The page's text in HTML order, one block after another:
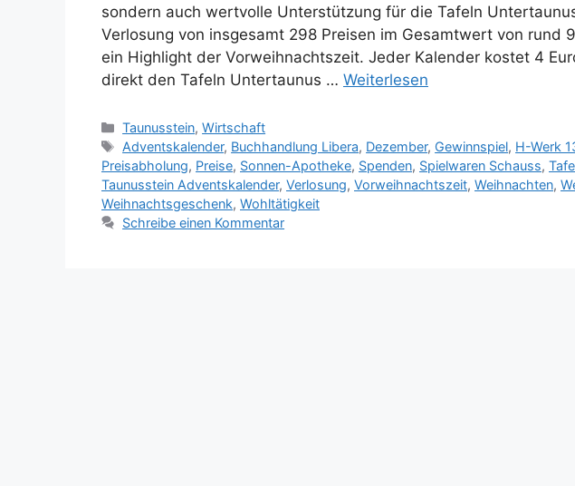
sondern auch wertvolle Unterstützung für die Tafeln
Verlosung von insgesamt 298 Preisen im Gesamtwert von rund
ein Highlight der Vorweihnachtszeit. Jeder Kalender kostet 4
direkt den Tafeln Untertaunus … Weiterlesen
Kategorien
Taunusstein,Wirtschaft
Schlagwörter
Adventskalender, Buchhandlung Libera, Dezember, Gewinnspiel, H-Werk
Preisabholung, Preise, Sonnen-Apotheke, Spenden, Spielwaren Schauss,
Taunusstein Adventskalender, Verlosung, Vorweihnachtszeit, Weihnachten,
Weihnachtsgeschenk, Wohltätigkeit
Schreibe einen Kommentar